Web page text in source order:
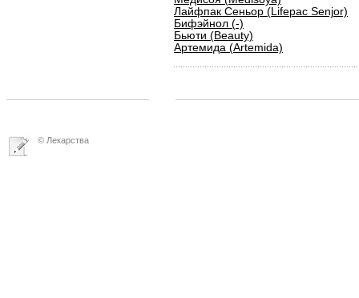
Лайфпак Сеньор (Lifepac Senjor)
Бифэйнол (-)
Бьюти (Beauty)
Артемида (Artemida)
© Лекарства